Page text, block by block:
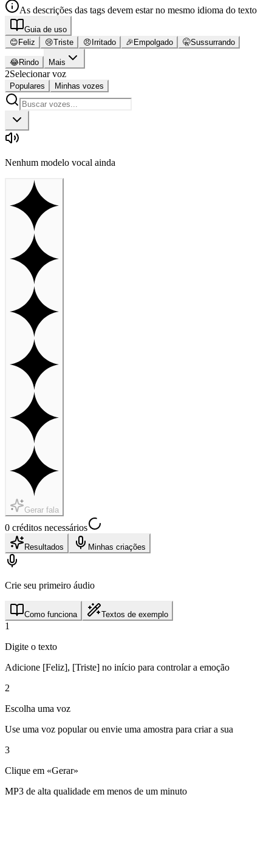
As descrições das tags devem estar no mesmo idioma do texto
Guia de uso
😊 Feliz 😢Triste 😠 Irritado 🎉 Empolgado 🤫Sussurrando
😂Rindo Mais
2Selecionar voz
Populares Minhas vozes
Nenhum modelo vocal ainda
Gerar fala
0 créditos necessários
Resultados Minhas criações
Crie seu primeiro áudio
Como funciona Textos de exemplo
1
Digite o texto
Adicione [Feliz], [Triste] no início para controlar a emoção
2
Escolha uma voz
Use uma voz popular ou envie uma amostra para criar a sua
3
Clique em «Gerar»
MP3 de alta qualidade em menos de um minuto